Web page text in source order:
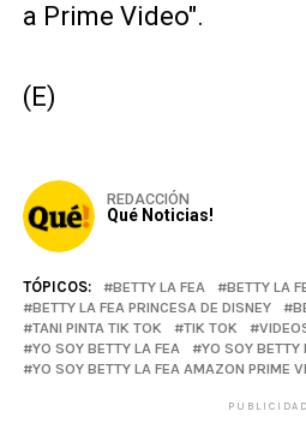
a Prime Video".
(E)
REDACCIÓN
Qué Noticias!
TÓPICOS: BETTY LA FEA
BETTY LA
BETTY LA FEA PRINCESA DE DISNEY
TANI PINTA TIK TOK
TIK TOK
YO SOY BETTY LA FEA
YO SOY BETTY
YO SOY BETTY LA FEA AMAZON PRIME
PUBLICIDAD